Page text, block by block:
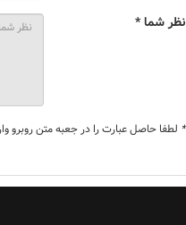
نظر شما *
* لطفا حاصل عبارت را در جعبه متن روبرو